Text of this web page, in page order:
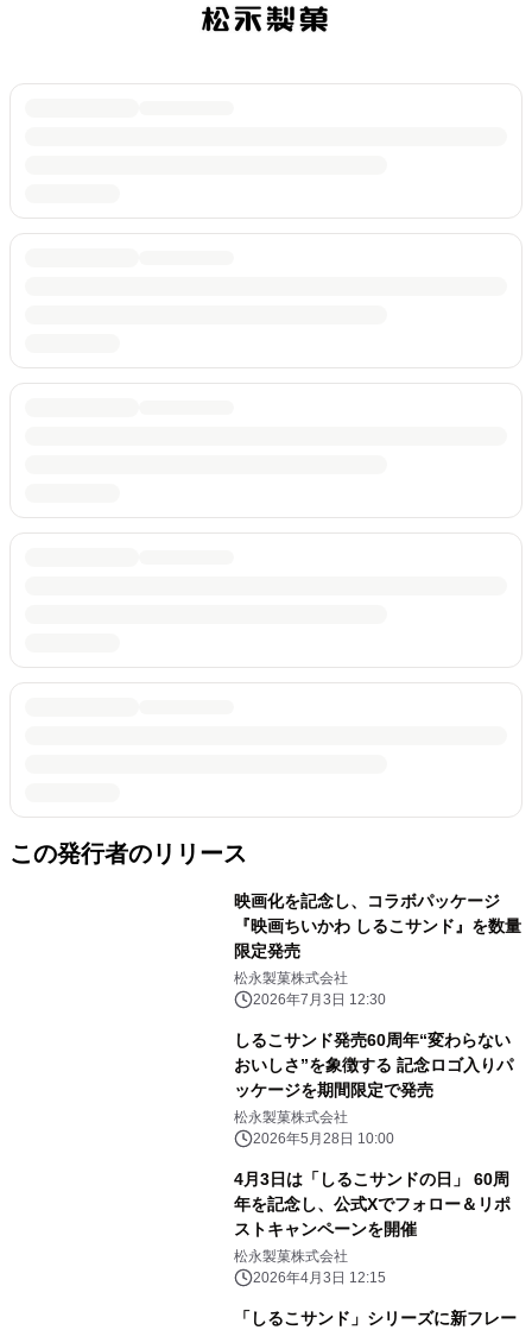
この発行者のリリース
映画化を記念し、コラボパッケージ
『映画ちいかわ しるこサンド』を数量
限定発売
松永製菓株式会社
2026年7月3日 12:30
しるこサンド発売60周年“変わらない
おいしさ”を象徴する 記念ロゴ入りパ
ッケージを期間限定で発売
松永製菓株式会社
2026年5月28日 10:00
4月3日は「しるこサンドの日」 60周
年を記念し、公式Xでフォロー＆リポ
ストキャンペーンを開催
松永製菓株式会社
2026年4月3日 12:15
「しるこサンド」シリーズに新フレー